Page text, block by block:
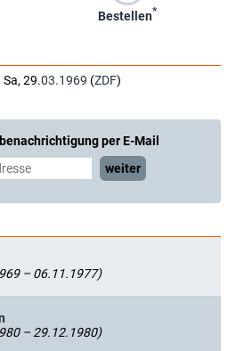
Bestellen*
Sa, 29.03.1969 (ZDF)
per E-Mail
weiter
– 06.11.1977)
– 29.12.1980)